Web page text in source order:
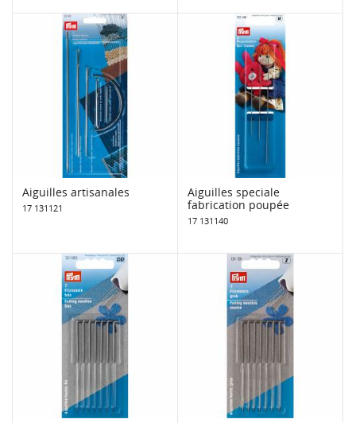
Aiguilles artisanales
17 131121
Aiguilles speciale
fabrication poupée
17 131140